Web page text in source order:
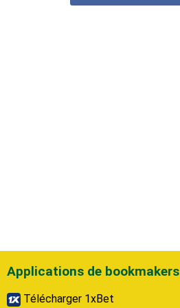
Applications de bookmakers
Télécharger 1xBet